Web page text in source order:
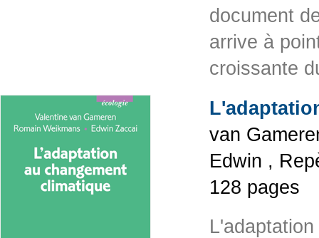
document
arrive à
croissante
van
Edwin ,
128 pages